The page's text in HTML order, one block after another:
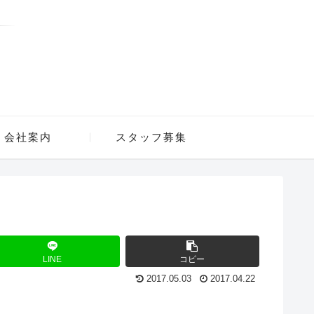
会社案内 スタッフ募集
LINE コピー
2017.05.03 2017.04.22